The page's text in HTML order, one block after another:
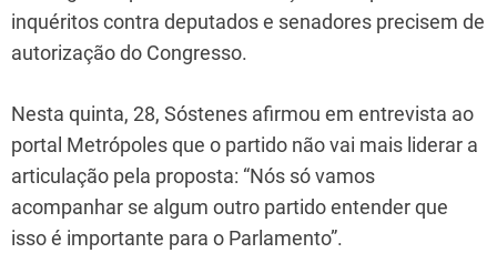
inquéritos contra deputados e senadores precisem de
autorização do Congresso.
Nesta quinta, 28, Sóstenes afirmou em entrevista ao
portal Metrópoles que o partido não vai mais liderar a
articulação pela proposta: “Nós só vamos
acompanhar se algum outro partido entender que
isso é importante para o Parlamento”.